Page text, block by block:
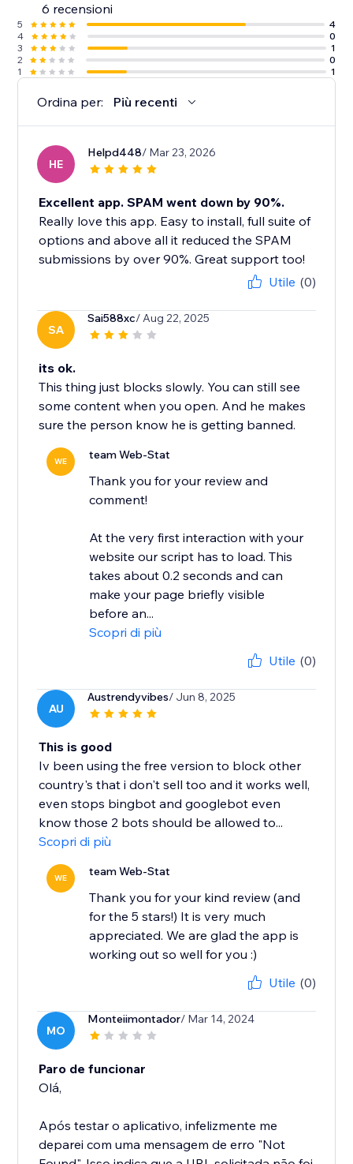
6 recensioni
5
4
4
0
3
1
2
0
1
1
Ordina per: Più recenti
HE
Helpd448/ Mar 23, 2026
Excellent app. SPAM went down by 90%.
Really love this app. Easy to install, full suite of
options and above all it reduced the SPAM
submissions by over 90%. Great support too!
Utile (0)
SA
Sai588xc/ Aug 22, 2025
its ok.
This thing just blocks slowly. You can still see
some content when you open. And he makes
sure the person know he is getting banned.
WE team Web-Stat
Thank you for your review and
comment!
At the very first interaction with your
website our script has to load. This
takes about 0.2 seconds and can
make your page briefly visible
before an...
Scopri di più
Utile (0)
AU
Austrendyvibes/ Jun 8, 2025
This is good
Iv been using the free version to block other
country's that i don't sell too and it works well,
even stops bingbot and googlebot even
know those 2 bots should be allowed to...
Scopri di più
WE team Web-Stat
Thank you for your kind review (and
for the 5 stars!) It is very much
appreciated. We are glad the app is
working out so well for you :)
Utile (0)
MO
Monteiimontador/ Mar 14, 2024
Paro de funcionar
Olá,
Após testar o aplicativo, infelizmente me
deparei com uma mensagem de erro "Not